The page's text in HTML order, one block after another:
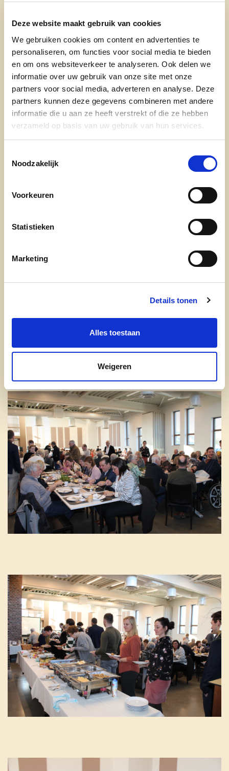
Deze website maakt gebruik van cookies
We gebruiken cookies om content en advertenties te
personaliseren, om functies voor social media te bieden
en om ons websiteverkeer te analyseren. Ook delen we
informatie over uw gebruik van onze site met onze
partners voor social media, adverteren en analyse. Deze
partners kunnen deze gegevens combineren met andere
informatie die u aan ze heeft verstrekt of die ze hebben
verzameld op basis van uw gebruik van hun services.
Noodzakelijk
Voorkeuren
Statistieken
Marketing
Details tonen
Alles toestaan
Weigeren